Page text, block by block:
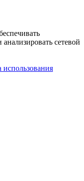
сетевой
использования